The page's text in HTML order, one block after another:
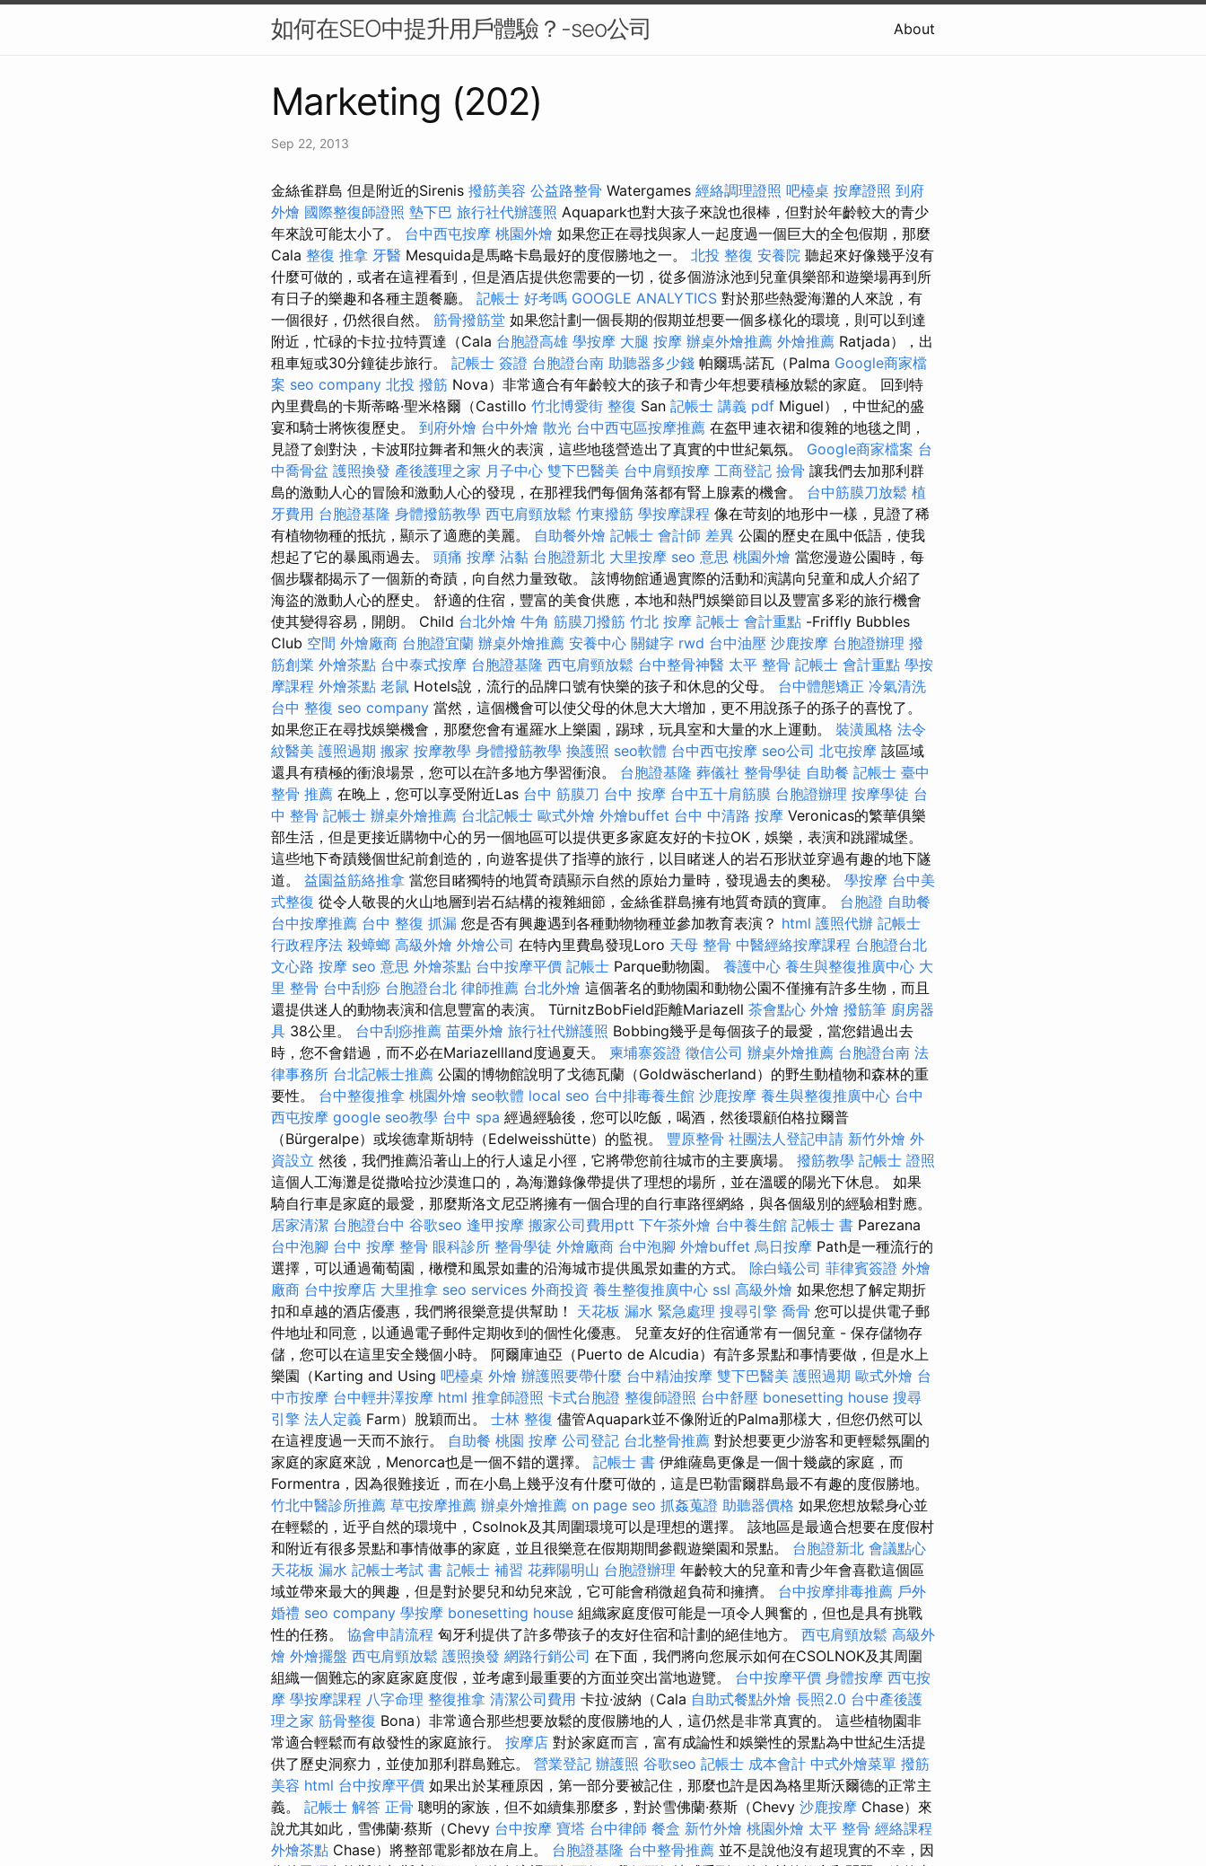
如何在SEO中提升用戶體驗？-seo公司 About
Marketing (202)
Sep 22, 2013
金絲雀群島 但是附近的Sirenis 撥筋美容 公益路整骨 Watergames 經絡調理證照 吧檯桌 按摩證照 到府
外燴 國際整復師證照 墊下巴 旅行社代辦護照 Aquapark也對大孩子來說也很棒，但對於年齡較大的青少
年來說可能太小了。 台中西屯按摩 桃園外燴 如果您正在尋找與家人一起度過一個巨大的全包假期，那麼
Cala 整復 推拿 牙醫 Mesquida是馬略卡島最好的度假勝地之一。 北投 整復 安養院 聽起來好像幾乎沒有
什麼可做的，或者在這裡看到，但是酒店提供您需要的一切，從多個游泳池到兒童俱樂部和遊樂場再到所
有日子的樂趣和各種主題餐廳。 記帳士 好考嗎 GOOGLE ANALYTICS 對於那些熱愛海灘的人來說，有
一個很好，仍然很自然。 筋骨撥筋堂 如果您計劃一個長期的假期並想要一個多樣化的環境，則可以到達
附近，忙碌的卡拉·拉特賈達（Cala 台胞證高雄 學按摩 大腿 按摩 辦桌外燴推薦 外燴推薦 Ratjada），出
租車短或30分鐘徒步旅行。 記帳士 簽證 台胞證台南 助聽器多少錢 帕爾瑪·諾瓦（Palma Google商家檔
案 seo company 北投 撥筋 Nova）非常適合有年齡較大的孩子和青少年想要積極放鬆的家庭。 回到特
內里費島的卡斯蒂略·聖米格爾（Castillo 竹北博愛街 整復 San 記帳士 講義 pdf Miguel），中世紀的盛
宴和騎士將恢復歷史。 到府外燴 台中外燴 散光 台中西屯區按摩推薦 在盔甲連衣裙和復雜的地毯之間，
見證了劍對決，卡波耶拉舞者和無火的表演，這些地毯營造出了真實的中世紀氣氛。 Google商家檔案 台
中喬骨盆 護照換發 產後護理之家 月子中心 雙下巴醫美 台中肩頸按摩 工商登記 撿骨 讓我們去加那利群
島的激動人心的冒險和激動人心的發現，在那裡我們每個角落都有腎上腺素的機會。 台中筋膜刀放鬆 植
牙費用 台胞證基隆 身體撥筋教學 西屯肩頸放鬆 竹東撥筋 學按摩課程 像在苛刻的地形中一樣，見證了稀
有植物物種的抵抗，顯示了適應的美麗。 自助餐外燴 記帳士 會計師 差異 公園的歷史在風中低語，使我
想起了它的暴風雨過去。 頭痛 按摩 沾黏 台胞證新北 大里按摩 seo 意思 桃園外燴 當您漫遊公園時，每
個步驟都揭示了一個新的奇蹟，向自然力量致敬。 該博物館通過實際的活動和演講向兒童和成人介紹了
海盜的激動人心的歷史。 舒適的住宿，豐富的美食供應，本地和熱門娛樂節目以及豐富多彩的旅行機會
使其變得容易，開朗。 Child 台北外燴 牛角 筋膜刀撥筋 竹北 按摩 記帳士 會計重點 -Friffly Bubbles
Club 空間 外燴廠商 台胞證宜蘭 辦桌外燴推薦 安養中心 關鍵字 rwd 台中油壓 沙鹿按摩 台胞證辦理 撥
筋創業 外燴茶點 台中泰式按摩 台胞證基隆 西屯肩頸放鬆 台中整骨神醫 太平 整骨 記帳士 會計重點 學按
摩課程 外燴茶點 老鼠 Hotels說，流行的品牌口號有快樂的孩子和休息的父母。 台中體態矯正 冷氣清洗
台中 整復 seo company 當然，這個機會可以使父母的休息大大增加，更不用說孫子的孫子的喜悅了。
如果您正在尋找娛樂機會，那麼您會有暹羅水上樂園，踢球，玩具室和大量的水上運動。 裝潢風格 法令
紋醫美 護照過期 搬家 按摩教學 身體撥筋教學 換護照 seo軟體 台中西屯按摩 seo公司 北屯按摩 該區域
還具有積極的衝浪場景，您可以在許多地方學習衝浪。 台胞證基隆 葬儀社 整骨學徒 自助餐 記帳士 臺中
整骨 推薦 在晚上，您可以享受附近Las 台中 筋膜刀 台中 按摩 台中五十肩筋膜 台胞證辦理 按摩學徒 台
中 整骨 記帳士 辦桌外燴推薦 台北記帳士 歐式外燴 外燴buffet 台中 中清路 按摩 Veronicas的繁華俱樂
部生活，但是更接近購物中心的另一個地區可以提供更多家庭友好的卡拉OK，娛樂，表演和跳躍城堡。
這些地下奇蹟幾個世紀前創造的，向遊客提供了指導的旅行，以目睹迷人的岩石形狀並穿過有趣的地下隧
道。 益園益筋絡推拿 當您目睹獨特的地質奇蹟顯示自然的原始力量時，發現過去的奧秘。 學按摩 台中美
式整復 從令人敬畏的火山地層到岩石結構的複雜細節，金絲雀群島擁有地質奇蹟的寶庫。 台胞證 自助餐
台中按摩推薦 台中 整復 抓漏 您是否有興趣遇到各種動物物種並參加教育表演？ html 護照代辦 記帳士
行政程序法 殺蟑螂 高級外燴 外燴公司 在特內里費島發現Loro 天母 整骨 中醫經絡按摩課程 台胞證台北
文心路 按摩 seo 意思 外燴茶點 台中按摩平價 記帳士 Parque動物園。 養護中心 養生與整復推廣中心 大
里 整骨 台中刮痧 台胞證台北 律師推薦 台北外燴 這個著名的動物園和動物公園不僅擁有許多生物，而且
還提供迷人的動物表演和信息豐富的表演。 TürnitzBobField距離Mariazell 茶會點心 外燴 撥筋筆 廚房器
具 38公里。 台中刮痧推薦 苗栗外燴 旅行社代辦護照 Bobbing幾乎是每個孩子的最愛，當您錯過出去
時，您不會錯過，而不必在Mariazellland度過夏天。 柬埔寨簽證 徵信公司 辦桌外燴推薦 台胞證台南 法
律事務所 台北記帳士推薦 公園的博物館說明了戈德瓦蘭（Goldwäscherland）的野生動植物和森林的重
要性。 台中整復推拿 桃園外燴 seo軟體 local seo 台中排毒養生館 沙鹿按摩 養生與整復推廣中心 台中
西屯按摩 google seo教學 台中 spa 經過經驗後，您可以吃飯，喝酒，然後環顧伯格拉爾普
（Bürgeralpe）或埃德韋斯胡特（Edelweisshütte）的監視。 豐原整骨 社團法人登記申請 新竹外燴 外
資設立 然後，我們推薦沿著山上的行人遠足小徑，它將帶您前往城市的主要廣場。 撥筋教學 記帳士 證照
這個人工海灘是從撒哈拉沙漠進口的，為海灘錄像帶提供了理想的場所，並在溫暖的陽光下休息。 如果
騎自行車是家庭的最愛，那麼斯洛文尼亞將擁有一個合理的自行車路徑網絡，與各個級別的經驗相對應。
居家清潔 台胞證台中 谷歌seo 逢甲按摩 搬家公司費用ptt 下午茶外燴 台中養生館 記帳士 書 Parezana
台中泡腳 台中 按摩 整骨 眼科診所 整骨學徒 外燴廠商 台中泡腳 外燴buffet 烏日按摩 Path是一種流行的
選擇，可以通過葡萄園，橄欖和風景如畫的沿海城市提供風景如畫的方式。 除白蟻公司 菲律賓簽證 外燴
廠商 台中按摩店 大里推拿 seo services 外商投資 養生整復推廣中心 ssl 高級外燴 如果您想了解定期折
扣和卓越的酒店優惠，我們將很樂意提供幫助！ 天花板 漏水 緊急處理 搜尋引擎 喬骨 您可以提供電子郵
件地址和同意，以通過電子郵件定期收到的個性化優惠。 兒童友好的住宿通常有一個兒童 - 保存儲物存
儲，您可以在這里安全幾個小時。 阿爾庫迪亞（Puerto de Alcudia）有許多景點和事情要做，但是水上
樂園（Karting and Using 吧檯桌 外燴 辦護照要帶什麼 台中精油按摩 雙下巴醫美 護照過期 歐式外燴 台
中市按摩 台中輕井澤按摩 html 推拿師證照 卡式台胞證 整復師證照 台中舒壓 bonesetting house 搜尋
引擎 法人定義 Farm）脫穎而出。 士林 整復 儘管Aquapark並不像附近的Palma那樣大，但您仍然可以
在這裡度過一天而不旅行。 自助餐 桃園 按摩 公司登記 台北整骨推薦 對於想要更少游客和更輕鬆氛圍的
家庭的家庭來說，Menorca也是一個不錯的選擇。 記帳士 書 伊維薩島更像是一個十幾歲的家庭，而
Formentra，因為很難接近，而在小島上幾乎沒有什麼可做的，這是巴勒雷爾群島最不有趣的度假勝地。
竹北中醫診所推薦 草屯按摩推薦 辦桌外燴推薦 on page seo 抓姦蒐證 助聽器價格 如果您想放鬆身心並
在輕鬆的，近乎自然的環境中，Csolnok及其周圍環境可以是理想的選擇。 該地區是最適合想要在度假村
和附近有很多景點和事情做事的家庭，並且很樂意在假期期間參觀遊樂園和景點。 台胞證新北 會議點心
天花板 漏水 記帳士考試 書 記帳士 補習 花葬陽明山 台胞證辦理 年齡較大的兒童和青少年會喜歡這個區
域並帶來最大的興趣，但是對於嬰兒和幼兒來說，它可能會稍微超負荷和擁擠。 台中按摩排毒推薦 戶外
婚禮 seo company 學按摩 bonesetting house 組織家庭度假可能是一項令人興奮的，但也是具有挑戰
性的任務。 協會申請流程 匈牙利提供了許多帶孩子的友好住宿和計劃的絕佳地方。 西屯肩頸放鬆 高級外
燴 外燴擺盤 西屯肩頸放鬆 護照換發 網路行銷公司 在下面，我們將向您展示如何在CSOLNOK及其周圍
組織一個難忘的家庭家庭度假，並考慮到最重要的方面並突出當地遊覽。 台中按摩平價 身體按摩 西屯按
摩 學按摩課程 八字命理 整復推拿 清潔公司費用 卡拉·波納（Cala 自助式餐點外燴 長照2.0 台中產後護
理之家 筋骨整復 Bona）非常適合那些想要放鬆的度假勝地的人，這仍然是非常真實的。 這些植物園非
常適合輕鬆而有啟發性的家庭旅行。 按摩店 對於家庭而言，富有成論性和娛樂性的景點為中世紀生活提
供了歷史洞察力，並使加那利群島難忘。 營業登記 辦護照 谷歌seo 記帳士 成本會計 中式外燴菜單 撥筋
美容 html 台中按摩平價 如果出於某種原因，第一部分要被記住，那麼也許是因為格里斯沃爾德的正常主
義。 記帳士 解答 正骨 聰明的家族，但不如續集那麼多，對於雪佛蘭·蔡斯（Chevy 沙鹿按摩 Chase）來
說尤其如此，雪佛蘭·蔡斯（Chevy 台中按摩 寶塔 台中律師 餐盒 新竹外燴 桃園外燴 太平 整骨 經絡課程
外燴茶點 Chase）將整部電影都放在肩上。 台胞證基隆 台中整骨推薦 並不是說他沒有超現實的不幸，因